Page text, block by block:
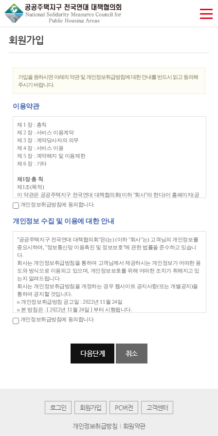
회원가입
가입을 원하시면 아래의 약관 및 개인정보취급방침에 대한 안내를 반드시 읽고 동의해
주시기 바랍니다.
이용약관
제 1 장 : 총칙
제 2 장 : 서비스 이용계약
제 3 장 : 계약당사자의 의무
제 4 장 : 서비스 이용
제 5 장 : 계약해지 및 이용제한
제 6 장 : 기타
제1장 총 칙
제1조(목적)
이 약관은 공공주택지구 전국연대 대책협의회(이하 "회사"라 한다)이 홈페이지(공
전협.com)에서 제공하는 모든 서비스(이하 "서비스"라 한다)의 이용조건 및 절차에
관한 사항을 규정함을 목적으로 합니다.
제2조(정의)
이 약관에서 사용하는 용어의 정의는 다음 각 호와 같습니다.
1. 이용자 : 본 약관에 따라 회사가 제공하는 서비스를 받는 자
2. 이용계약 : 서비스 이용과 관련하여 회사와 이용자간에 체결하는 계약
3. 가입 : 회사가 제공하는 신청서 양식에 해당 정보를 기입하고, 본 약관에 동의하
여 서비스 이용계약을 완료시키는행위
4. 회원 : 당 사이트에 회원가입에 필요한 개인정보를 제공하여 회원 등록을 한 자
5. 이용자번호(ID) : 회원 식별과 회원의 서비스 이용을 위하여 이용자가 선정하고
회사가 승인하는 영문자와 숫자의 조합
6. 패스워드(PASSWORD) : 회원의 정보 보호를 위해 이용자 자신이 설정한 영문자
와 숫자, 특수문자의 조합
7. 이용해지 : 회사 또는 회원이 서비스 이용 이후 그 이용계약을 종료시키는 의사
표시
제3조(약관의 효력과 변경)
스를 계속 사용할 경우 약관의 변경 사항에 동의한 것으로 간주됩니다
① 이 약관의 서비스 화면에 게시하거나 공지사항 게시판 또는 기타의 방법으로 공
지함으로써 효력이 발생됩니다.
간주되며 변경된 약관은 전항과 같은 방법으로 효력이 발생합니다.
제4조(준용규정)
개인정보취급방침에 동의합니다.
개인정보 수집 및 이용에 대한 안내
"공공주택지구 전국연대 대책협의회"은(는) (이하 "회사"는) 고객님의 개인정보를
중요시하며, "정보통신망 이용촉진 및 정보보호"에 관한 법률을 준수하고 있습니
다.
회사는 개인정보취급방침을 통하여 고객님께서 제공하시는 개인정보가 어떠한 용
도와 방식으로 이용되고 있으며, 개인정보보호를 위해 어떠한 조치가 취해지고 있
는지 알려드립니다.
회사는 개인정보취급방침을 개정하는 경우 웹사이트 공지사항(또는 개별공지)을
통하여 공지할 것입니다.
ο 개인정보취급방침 공고일 : 2022년 11월 24일
ο 본 방침은 : [ 2022년 11월 24일 ] 부터 시행됩니다.
개인정보 수집에 대한 동의
회사는 회원가입, 상담, 서비스 신청 등등을 위해 아래와 같은 개인정보를 수집하
개인정보취급방침에 동의합니다.
로그인 회원가입 PC버전 고객센터
개인정보취급방침 회원약관